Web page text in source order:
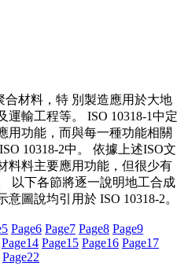
材料，特 別製造應用於大地
輸工程等。 ISO 10318-1中定
用功能，而與每一種功能相關
10318-2中。 依據上述ISO文
料料主要應用功能，但很少有
以下各節將逐一說明地工合成
圖說均引用於 ISO 10318-2。
5 Page6 Page7 Page8 Page9
Page14 Page15 Page16 Page17
Page22